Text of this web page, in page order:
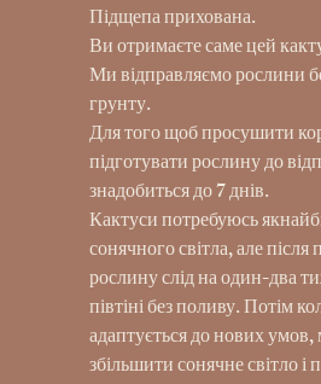
Підщепа прихована.
Ви отримаєте саме цей
Ми відправляємо рослини
грунту.
Для того щоб просушити
підготувати рослину до
знадобиться до 7 днів.
Кактуси потребуюсь
сонячного світла, але
рослину слід на один-два
півтіні без поливу. Потім
адаптується до нових
збільшити сонячне світло і